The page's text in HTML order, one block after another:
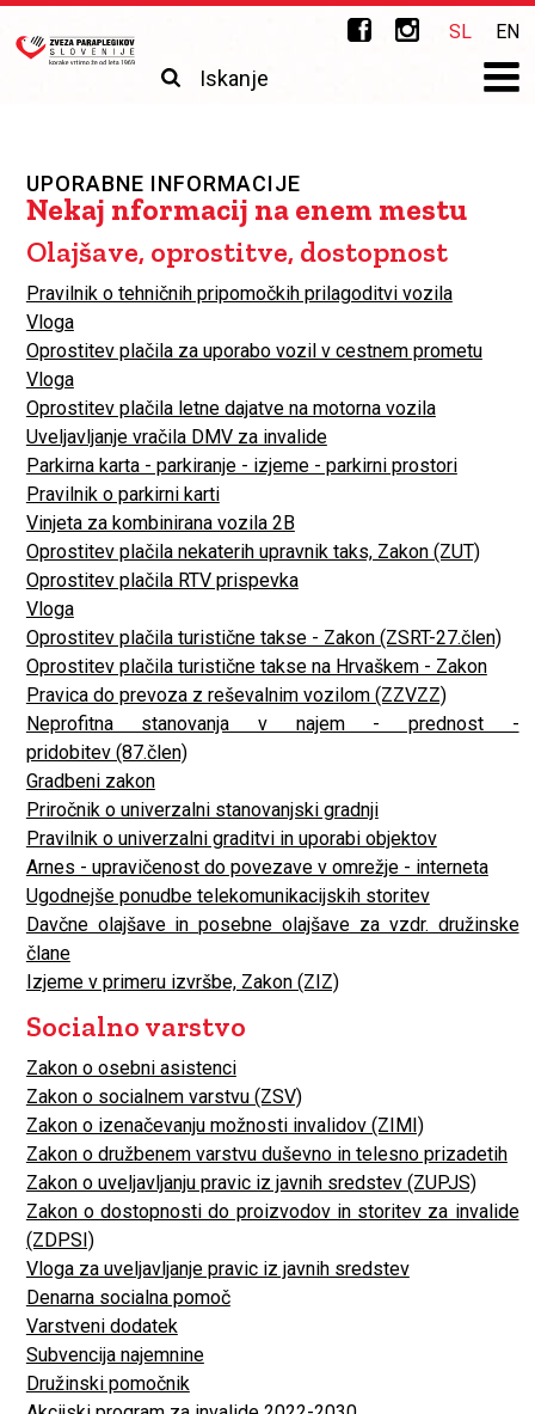
Skip to main content
Zveza
paraplegikov
SL EN
Iskalnik
Išči
UPORABNE INFORMACIJE
Nekaj nformacij na enem mestu
Olajšave, oprostitve, dostopnost
Pravilnik o tehničnih pripomočkih prilagoditvi vozila
Vloga
Oprostitev plačila za uporabo vozil v cestnem prometu
Vloga
Oprostitev plačila letne dajatve na motorna vozila
Uveljavljanje vračila DMV za invalide
Parkirna karta - parkiranje - izjeme - parkirni prostori
Pravilnik o parkirni karti
Vinjeta za kombinirana vozila 2B
Oprostitev plačila nekaterih upravnik taks, Zakon (ZUT)
Oprostitev plačila RTV prispevka
Vloga
Oprostitev plačila turistične takse - Zakon (ZSRT-27.člen)
Oprostitev plačila turistične takse na Hrvaškem - Zakon
Pravica do prevoza z reševalnim vozilom (ZZVZZ)
Neprofitna stanovanja v najem - prednost -
pridobitev (87.člen)
Gradbeni zakon
Priročnik o univerzalni stanovanjski gradnji
Pravilnik o univerzalni graditvi in uporabi objektov
Arnes - upravičenost do povezave v omrežje - interneta
Ugodnejše ponudbe telekomunikacijskih storitev
Davčne olajšave in posebne olajšave za vzdr. družinske
člane
Izjeme v primeru izvršbe, Zakon (ZIZ)
Socialno varstvo
Zakon o osebni asistenci
Zakon o socialnem varstvu (ZSV)
Zakon o izenačevanju možnosti invalidov (ZIMI)
Zakon o družbenem varstvu duševno in telesno prizadetih
Zakon o uveljavljanju pravic iz javnih sredstev (ZUPJS)
Zakon o dostopnosti do proizvodov in storitev za invalide
(ZDPSI)
Vloga za uveljavljanje pravic iz javnih sredstev
Denarna socialna pomoč
Varstveni dodatek
Subvencija najemnine
Družinski pomočnik